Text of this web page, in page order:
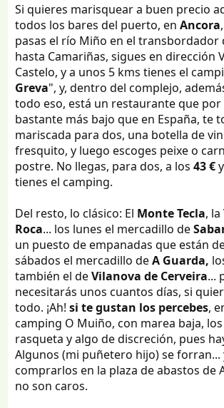
Si quieres marisquear a buen precio
todos los bares del puerto, enAncora
pasas el río Miño en el transbordador
hasta Camariñas, sigues en dirección
Castelo, y a unos 5 kms tienes el
Greva", y, dentro del complejo,
todo eso, está un restaurante que
bastante más bajo que en España, te
mariscada para dos, una botella de
fresquito, y luego escoges peixe o
postre. No llegas, para dos, a los43 €
tienes el camping.
Del resto, lo clásico: El Monte Tecla, la
Roca... los lunes el mercadillo de
un puesto de empanadas que están
sábados el mercadillo deA Guarda,
también el deVilanova de Cerveira...
necesitarás unos cuantos días, si
todo. ¡Ah!si te gustan los percebes,
camping O Muiño, con marea baja,
rasqueta y algo de discreción, pues
Algunos (mi puñetero hijo) se
comprarlos en la plaza de abastos de
no son caros.